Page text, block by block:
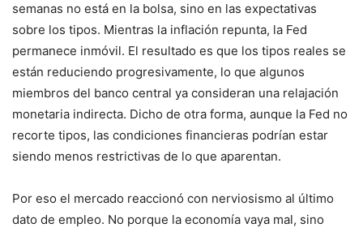
semanas no está en la bolsa, sino en las expectativas
sobre los tipos. Mientras la inflación repunta, la Fed
permanece inmóvil. El resultado es que los tipos reales se
están reduciendo progresivamente, lo que algunos
miembros del banco central ya consideran una relajación
monetaria indirecta. Dicho de otra forma, aunque la Fed no
recorte tipos, las condiciones financieras podrían estar
siendo menos restrictivas de lo que aparentan.
Por eso el mercado reaccionó con nerviosismo al último
dato de empleo. No porque la economía vaya mal, sino